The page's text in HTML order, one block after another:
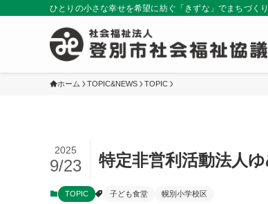
ひとりの小さな幸せを希望に紡ぐ「きずな」でまちづくり
ホーム TOPIC&NEWS TOPIC
特定非営利活動法人
2025
9/23
TOPIC 子ども食堂 幌別小学校区